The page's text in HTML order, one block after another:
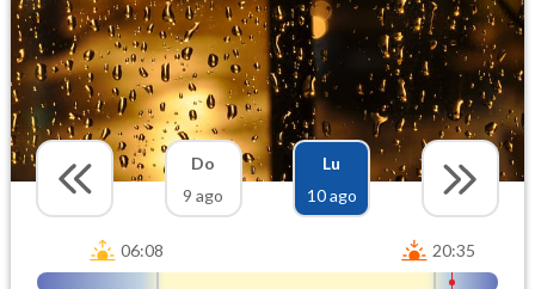
Do
9 ago
Lu
10 ago
06:08 20:35